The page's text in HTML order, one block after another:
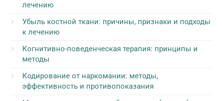
лечению
Убыль костной ткани: причины, признаки и подходы
к лечению
Когнитивно-поведенческая терапия: принципы и
методы
Кодирование от наркомании: методы,
эффективность и противопоказания